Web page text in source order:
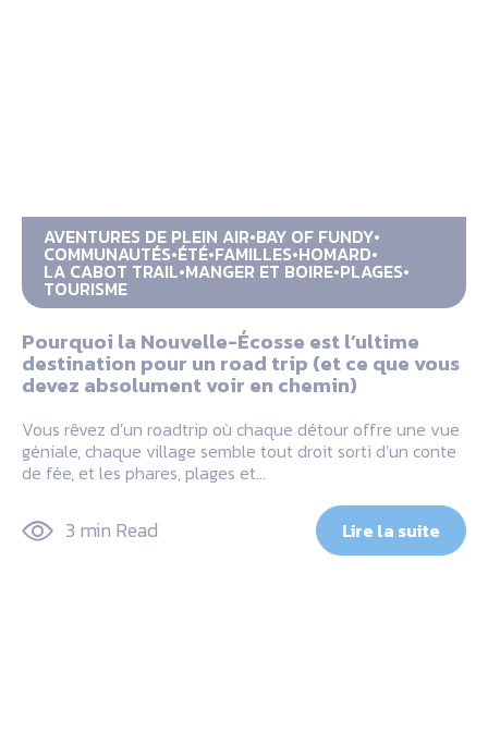
AVENTURES DE PLEIN AIR BAY OF FUNDY
COMMUNAUTÉS ÉTÉ FAMILLES HOMARD
LA CABOT TRAIL MANGER ET BOIRE PLAGES
TOURISME
Pourquoi la Nouvelle-Écosse est l’ultime
destination pour un road trip (et ce que vous
devez absolument voir en chemin)
Vous rêvez d’un roadtrip où chaque détour offre une vue
géniale, chaque village semble tout droit sorti d’un conte
de fée, et les phares, plages et…
3 min Read Lire la suite